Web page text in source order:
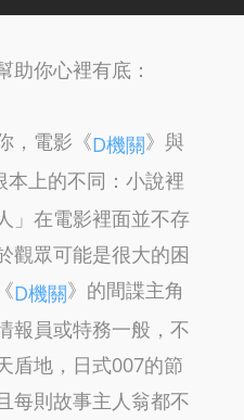
助你心裡有底：
，電影《D機關》與
本上的不同：小說裡
」在電影裡面並不存
觀眾可能是很大的困
D機關》的間諜主角
報員或特務一般，不
盾地，日式007的節
每則故事主人翁都不